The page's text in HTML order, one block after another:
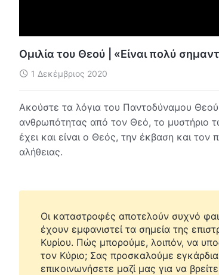
Ομιλία του Θεού | «Είναι πολύ
1 Δεκέμβριος 2020
Ακούστε τα λόγια του Παντοδύναμου Θεού
ανθρωπότητας από τον Θεό, το μυστήριο
έχει και είναι ο Θεός, την έκβαση και
αλήθειας.
Οι καταστροφές αποτελούν συχνό
έχουν εμφανιστεί τα σημεία της
Κυρίου. Πώς μπορούμε, λοιπόν, να
τον Κύριο; Σας προσκαλούμε
επικοινωνήσετε μαζί μας για να